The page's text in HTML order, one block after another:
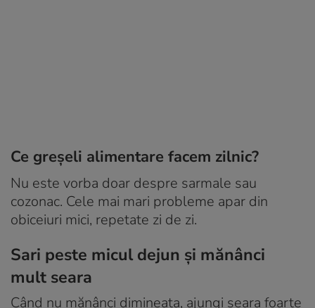
Ce greșeli alimentare facem zilnic?
Nu este vorba doar despre sarmale sau
cozonac. Cele mai mari probleme apar din
obiceiuri mici, repetate zi de zi.
Sari peste micul dejun și mănânci
mult seara
Când nu mănânci dimineața, ajungi seara foarte